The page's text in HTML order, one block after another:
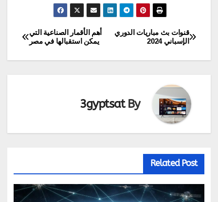
تصفّح
المقالات
أهم الأقمار الصناعية التي
يمكن استقبالها في مصر
قنوات بث مباريات الدوري
الإسباني 2024
By
3gyptsat
Related Post